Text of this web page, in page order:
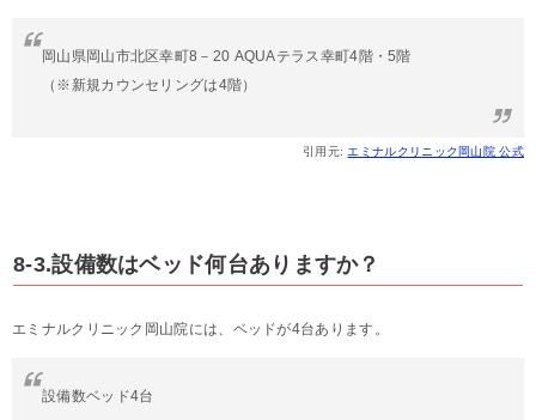
岡山県岡山市北区幸町8－20 AQUAテラス幸町4階・5階
（※新規カウンセリングは4階）
引用元:エミナルクリニック岡山院 公式
8-3.設備数はベッド何台ありますか？
エミナルクリニック岡山院には、ベッドが4台あります。
設備数ベッド4台